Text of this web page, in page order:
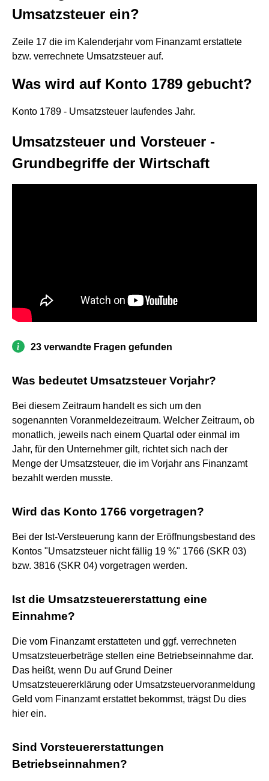
Umsatzsteuer ein?
Zeile 17 die im Kalenderjahr vom Finanzamt erstattete
bzw. verrechnete Umsatzsteuer auf.
Was wird auf Konto 1789 gebucht?
Konto 1789 - Umsatzsteuer laufendes Jahr.
Umsatzsteuer und Vorsteuer -
Grundbegriffe der Wirtschaft
23 verwandte Fragen gefunden
Was bedeutet Umsatzsteuer Vorjahr?
Bei diesem Zeitraum handelt es sich um den
sogenannten Voranmeldezeitraum. Welcher Zeitraum, ob
monatlich, jeweils nach einem Quartal oder einmal im
Jahr, für den Unternehmer gilt, richtet sich nach der
Menge der Umsatzsteuer, die im Vorjahr ans Finanzamt
bezahlt werden musste.
Wird das Konto 1766 vorgetragen?
Bei der Ist-Versteuerung kann der Eröffnungsbestand des
Kontos "Umsatzsteuer nicht fällig 19 %" 1766 (SKR 03)
bzw. 3816 (SKR 04) vorgetragen werden.
Ist die Umsatzsteuererstattung eine
Einnahme?
Die vom Finanzamt erstatteten und ggf. verrechneten
Umsatzsteuerbeträge stellen eine Betriebseinnahme dar.
Das heißt, wenn Du auf Grund Deiner
Umsatzsteuererklärung oder Umsatzsteuervoranmeldung
Geld vom Finanzamt erstattet bekommst, trägst Du dies
hier ein.
Sind Vorsteuererstattungen
Betriebseinnahmen?